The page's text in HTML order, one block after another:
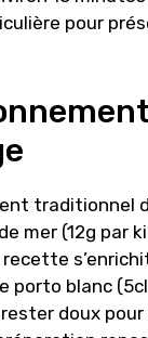
pour
traditionnel
mer (12g par
porto blanc
doux